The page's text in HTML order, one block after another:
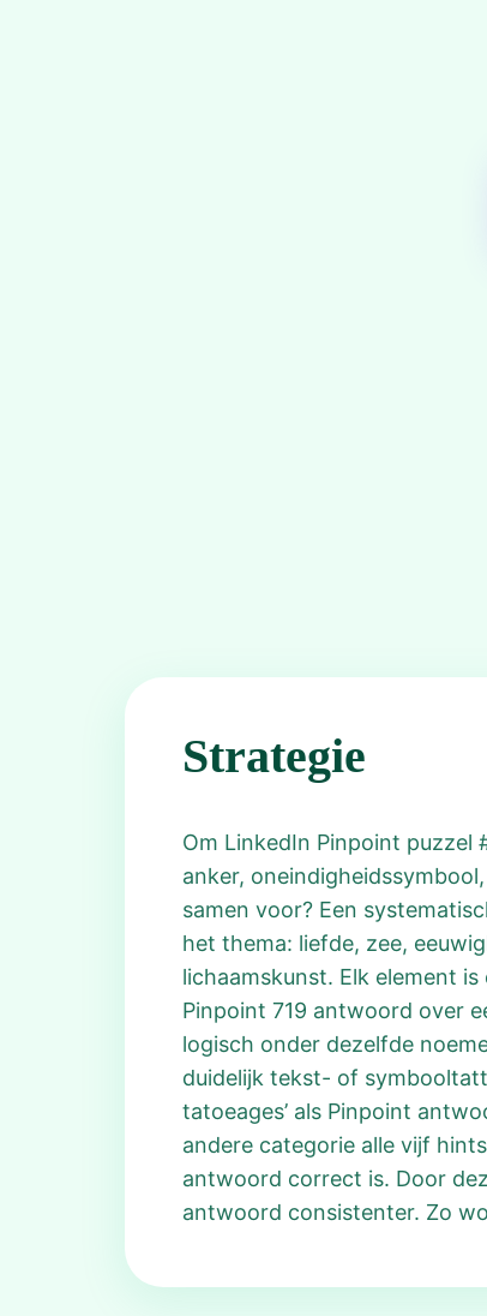
Strategie
Om LinkedIn Pinpoint puzzel
anker,
samen voor? Een
het thema: liefde, zee,
lichaamskunst. Elk element
Pinpoint 719 antwoord over
logisch onder dezelfde
duidelijk tekst- of
tatoeages’ als Pinpoint
andere categorie alle vijf
antwoord correct is. Door
antwoord consistenter. Zo